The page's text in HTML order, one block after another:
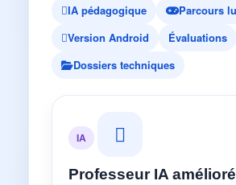
IA pédagogique
Parcours
Version Android
Évaluations
Dossiers techniques
IA
Professeur IA amélioré